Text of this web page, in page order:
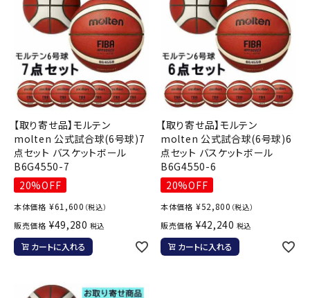
【取り寄せ品】モルテン
molten 公式試合球(6号球)7
点セット バスケットボール
B6G4550-7
20%OFF
本体価格 ¥61,600 （税込）
販売価格 ¥49,280 税込
カートに入れる
【取り寄せ品】モルテン
molten 公式試合球(6号球)6
点セット バスケットボール
B6G4550-6
20%OFF
本体価格 ¥52,800 （税込）
販売価格 ¥42,240 税込
カートに入れる